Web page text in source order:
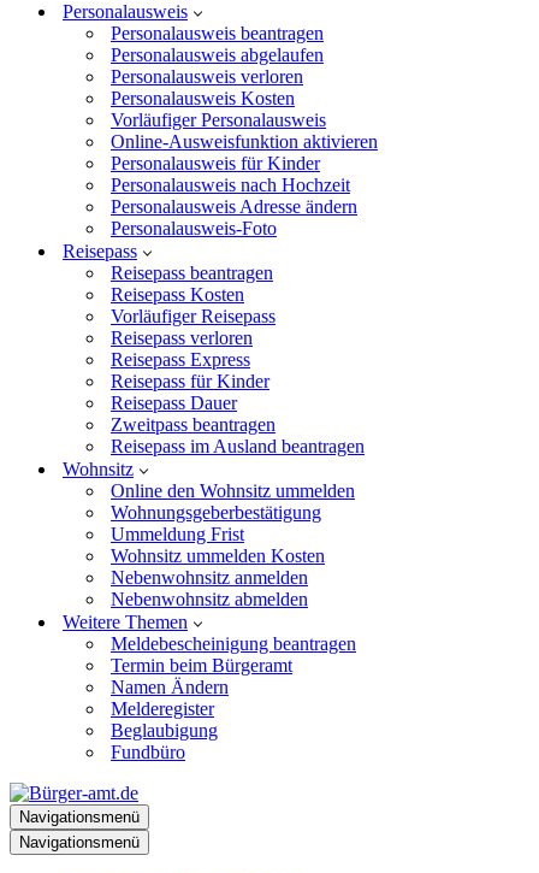
Personalausweis
Personalausweis beantragen
Personalausweis abgelaufen
Personalausweis verloren
Personalausweis Kosten
Vorläufiger Personalausweis
Online-Ausweisfunktion aktivieren
Personalausweis für Kinder
Personalausweis nach Hochzeit
Personalausweis Adresse ändern
Personalausweis-Foto
Reisepass
Reisepass beantragen
Reisepass Kosten
Vorläufiger Reisepass
Reisepass verloren
Reisepass Express
Reisepass für Kinder
Reisepass Dauer
Zweitpass beantragen
Reisepass im Ausland beantragen
Wohnsitz
Online den Wohnsitz ummelden
Wohnungsgeberbestätigung
Ummeldung Frist
Wohnsitz ummelden Kosten
Nebenwohnsitz anmelden
Nebenwohnsitz abmelden
Weitere Themen
Meldebescheinigung beantragen
Termin beim Bürgeramt
Namen Ändern
Melderegister
Beglaubigung
Fundbüro
Navigationsmenü
Navigationsmenü